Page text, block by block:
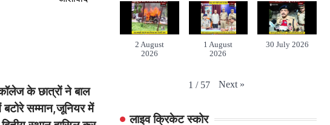
के छात्रों ने बाल
बटोरे सम्मान,जूनियर में
2 August
2026
1 August
2026
30 July 2026
1 / 57 Next »
लाइव क्रिकेट स्कोर